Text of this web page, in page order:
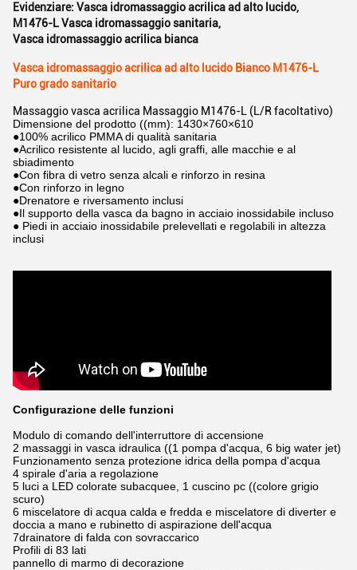
Evidenziare: Vasca idromassaggio acrilica ad alto lucido,
M1476-L Vasca idromassaggio sanitaria,
Vasca idromassaggio acrilica bianca
Vasca idromassaggio acrilica ad alto lucido Bianco M1476-L
Puro grado sanitario
Massaggio vasca acrilica Massaggio M1476-L (L/R facoltativo)
Dimensione del prodotto ((mm): 1430×760×610
●100% acrilico PMMA di qualità sanitaria
●Acrilico resistente al lucido, agli graffi, alle macchie e al
sbiadimento
●Con fibra di vetro senza alcali e rinforzo in resina
●Con rinforzo in legno
●Drenatore e riversamento inclusi
●Il supporto della vasca da bagno in acciaio inossidabile incluso
● Piedi in acciaio inossidabile prelevellati e regolabili in altezza
inclusi
Configurazione delle funzioni
Modulo di comando dell'interruttore di accensione
2 massaggi in vasca idraulica ((1 pompa d'acqua, 6 big water jet)
Funzionamento senza protezione idrica della pompa d'acqua
4 spirale d'aria a regolazione
5 luci a LED colorate subacquee, 1 cuscino pc ((colore grigio
scuro)
6 miscelatore di acqua calda e fredda e miscelatore di diverter e
doccia a mano e rubinetto di aspirazione dell'acqua
7drainatore di falda con sovraccarico
Profili di 83 lati
pannello di marmo di decorazione